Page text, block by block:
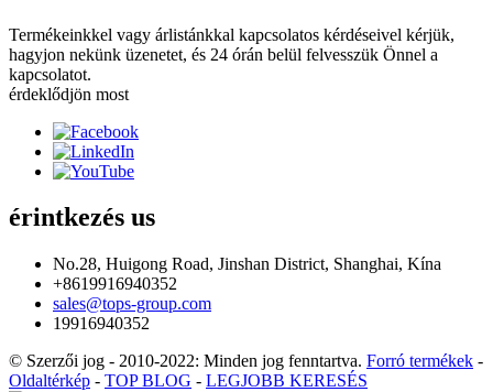
Termékeinkkel vagy árlistánkkal kapcsolatos kérdéseivel kérjük,
hagyjon nekünk üzenetet, és 24 órán belül felvesszük Önnel a
kapcsolatot.
érdeklődjön most
érintkezés us
No.28, Huigong Road, Jinshan District, Shanghai, Kína
+8619916940352
sales@tops-group.com
19916940352
© Szerzői jog - 2010-2022: Minden jog fenntartva. Forró termékek -
Oldaltérkép - TOP BLOG - LEGJOBB KERESÉS